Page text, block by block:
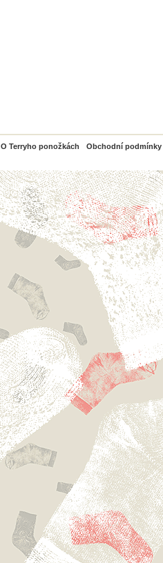
O Terryho ponožkách Obchodní podmínky
PayPal